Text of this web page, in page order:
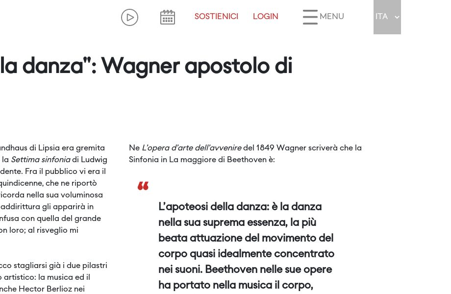
SOSTIENICI LOGIN MENU
danza": Wagner apostolo di
di Lipsia era gremita
la Settima sinfoniadi Ludwig
Fra il pubblico vi era il
che ne riportò
nella sua voluminosa
gli apparirà in
con quella del grande
loro; al risveglio mi
stagliarsi già i due pilastri
artistico: la musica ed il
Hector Berlioz nei
Ne L’opera d’arte dell’avveniredel 1849 Wagner scriverà che la
Sinfonia in La maggiore di Beethoven è:
“
L’apoteosi della danza: è la danza
nella sua suprema essenza, la più
beata attuazione del movimento del
corpo quasi idealmente concentrato
nei suoni. Beethoven nelle sue opere
ha portato nella musica il corpo,